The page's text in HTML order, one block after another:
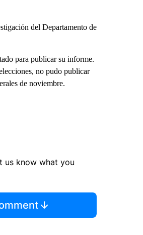
del Departamento de
para publicar su informe.
no pudo publicar
de noviembre.
us know what you